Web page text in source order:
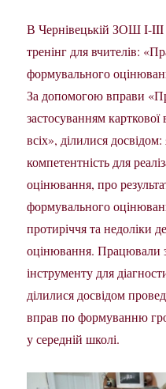
В Чернівецькій ЗОШ I-III
тренінг для вчителів:
формувального
За допомогою вправи
застосуванням
всіх», ділилися
компетентність для
оцінювання, про
формувального
протиріччя та недоліки
оцінювання. Працювали
інструменту для
ділилися досвідом
вправ по формуванню
у середній школі.